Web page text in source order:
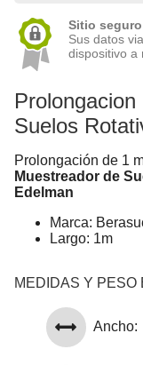
Sitio seguro
Sus datos
dispositivo a
Suelos
Prolongación de 1
Muestreador de
Edelman
Marca:
Largo: 1m
MEDIDAS Y PESO
Ancho: